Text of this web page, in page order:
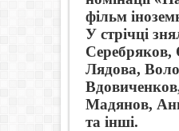
фільм
У стрічці
Серебряков,
Лядова,
Мадянов,
та інші.